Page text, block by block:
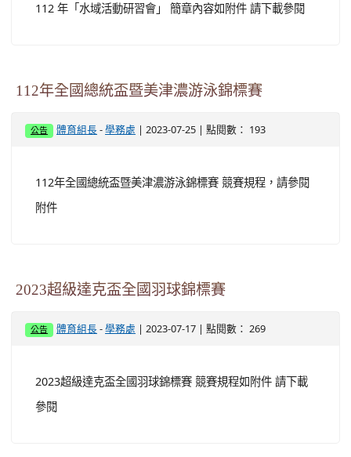
112 年「水域活動研習會」 簡章內容如附件 請下載參閱
112年全國總統盃暨美津濃游泳錦標賽
公告 體育組長 -學務處 | 2023-07-25 | 點閱數： 193
112年全國總統盃暨美津濃游泳錦標賽 競賽規程，請參閱
附件
2023超級達克盃全國羽球錦標賽
公告 體育組長 -學務處 | 2023-07-17 | 點閱數： 269
2023超級達克盃全國羽球錦標賽 競賽規程如附件 請下載
參閱